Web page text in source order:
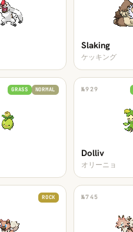
Slaking
ケッキング
GRASS NORMAL №929
Dolliv
オリーニョ
ROCK №745